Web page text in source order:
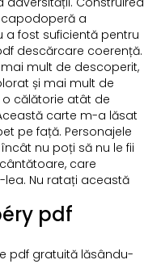
a
fost suficientă pentru
descărcare coerență.
mult de descoperit,
și mai mult de
călătorie atât de
carte m-a lăsat
pe față. Personajele
nu poți să nu le fii
care
lea. Nu ratați această
pdf
pdf gratuită lăsându-